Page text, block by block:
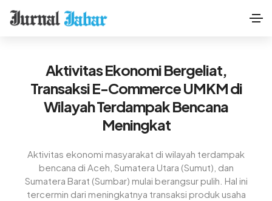
Aktivitas Ekonomi Bergeliat,
Transaksi E-Commerce UMKM di
Wilayah Terdampak Bencana
Meningkat
Aktivitas ekonomi masyarakat di wilayah terdampak
bencana di Aceh, Sumatera Utara (Sumut), dan
Sumatera Barat (Sumbar) mulai berangsur pulih. Hal ini
tercermin dari meningkatnya transaksi produk usaha